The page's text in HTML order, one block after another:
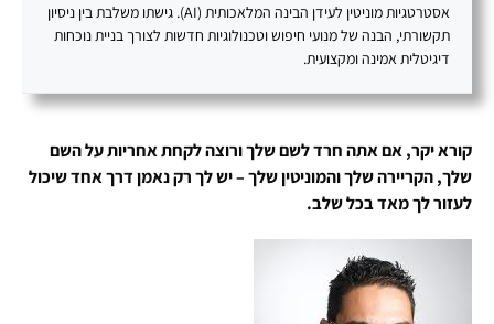
אסטרטגיות מוניטין לעידן הבינה המלאכותית (AI). גישתו משלבת בין ניסיון
תקשורתי, הבנה של מנועי חיפוש וטכנולוגיות חדשות לצורך בניית נוכחות
דיגיטלית אמינה ומקצועית.
קורא יקר, אם אתה חרד לשם שלך ורוצה לקחת אחריות על השם
שלך, הקריירה שלך והמוניטין שלך – יש לך רק נאמן דרך אחד שיכול
לעזור לך מאד בכל שלב.